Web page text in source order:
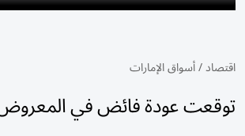
اقتصاد/أسواق الإمارات
توقعت عودة فائض في المعروض